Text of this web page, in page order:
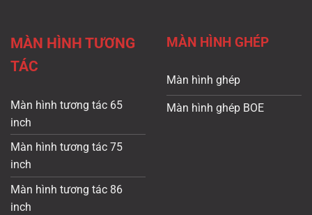
MÀN HÌNH TƯƠNG
TÁC
Màn hình tương tác 65
inch
Màn hình tương tác 75
inch
Màn hình tương tác 86
inch
MÀN HÌNH GHÉP
Màn hình ghép
Màn hình ghép BOE